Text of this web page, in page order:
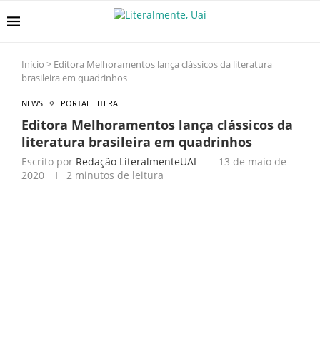
Início > Editora Melhoramentos lança clássicos da literatura
brasileira em quadrinhos
NEWS PORTAL LITERAL
Editora Melhoramentos lança clássicos da
literatura brasileira em quadrinhos
Escrito por Redação LiteralmenteUAI
13 de maio de
2020
2 minutos de leitura